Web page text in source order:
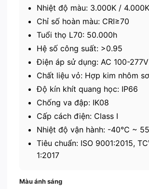
Nhiệt độ màu: 3.000K /
Chỉ số hoàn màu: CRI≥70
Tuổi thọ L70: 50.000h
Hệ số công suất: >0.95
Điện áp sử dụng: AC 100-
Chất liệu vỏ: Hợp kim nhôm
Độ kín khít quang học: IP66
Chống va đập: IK08
Cấp cách điện: Class I
Nhiệt độ vận hành: -40℃ ~
Tiêu chuẩn: ISO 9001:2015,
1:2017
Màu ánh sáng